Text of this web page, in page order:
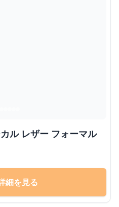
ル レザー フォーマル
細を見る